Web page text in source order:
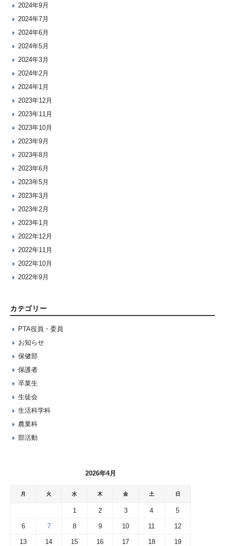
2024年9月
2024年7月
2024年6月
2024年5月
2024年3月
2024年2月
2024年1月
2023年12月
2023年11月
2023年10月
2023年9月
2023年8月
2023年6月
2023年5月
2023年3月
2023年2月
2023年1月
2022年12月
2022年11月
2022年10月
2022年9月
カテゴリー
PTA役員・委員
お知らせ
保健部
保護者
卒業生
生徒会
生活科学科
農業科
部活動
2026年4月
月 火 水 木 金 土 日
1 2 3 4 5
6 7 8 9 10 11 12
13 14 15 16 17 18 19